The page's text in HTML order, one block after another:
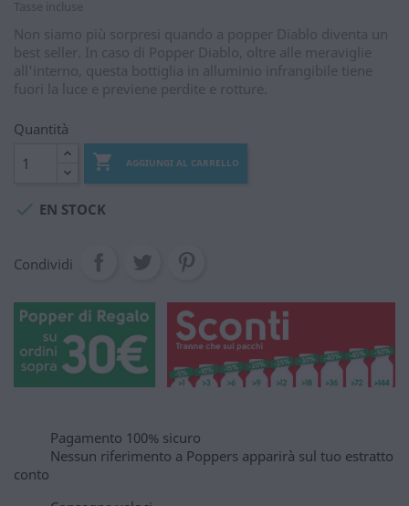
Tasse incluse
Non siamo più sorpresi quando a popper Diablo diventa un
best seller. In caso di Popper Diablo, oltre alle meraviglie
all'interno, questa bottiglia in alluminio infrangibile tiene
fuori la luce e previene perdite e rotture.
Quantità
 AGGIUNGI AL CARRELLO
 EN STOCK
Condividi
Pagamento 100% sicuro
Nessun riferimento a Poppers apparirà sul tuo estratto
conto